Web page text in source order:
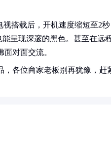
搭载后，开机速度缩短至2
呈现深邃的黑色。甚至在远
对面交流。
各位商家老板别再犹豫，赶